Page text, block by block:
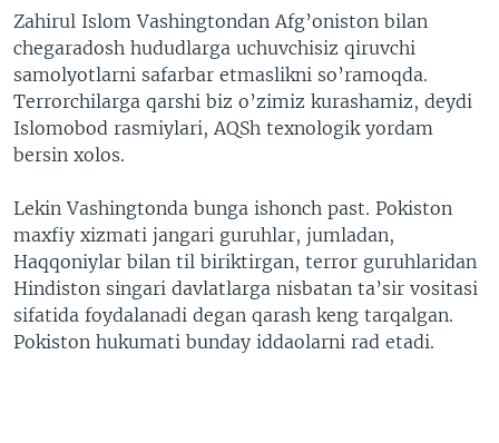
Zahirul Islom Vashingtondan Afg’oniston bilan
chegaradosh hududlarga uchuvchisiz qiruvchi
samolyotlarni safarbar etmaslikni so’ramoqda.
Terrorchilarga qarshi biz o’zimiz kurashamiz, deydi
Islomobod rasmiylari, AQSh texnologik yordam
bersin xolos.
Lekin Vashingtonda bunga ishonch past. Pokiston
maxfiy xizmati jangari guruhlar, jumladan,
Haqqoniylar bilan til biriktirgan, terror guruhlaridan
Hindiston singari davlatlarga nisbatan ta’sir vositasi
sifatida foydalanadi degan qarash keng tarqalgan.
Pokiston hukumati bunday iddaolarni rad etadi.